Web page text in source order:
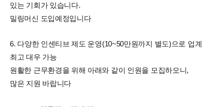
있는 기회가 있습니다.
밀링머신 도입예정입니다
6. 다양한 인센티브 제도 운영(10~50만원까지 별도)으로 업계
최고 대우 가능
원활한 근무환경을 위해 아래와 같이 인원을 모집하오니,
많은 지원 바랍니다